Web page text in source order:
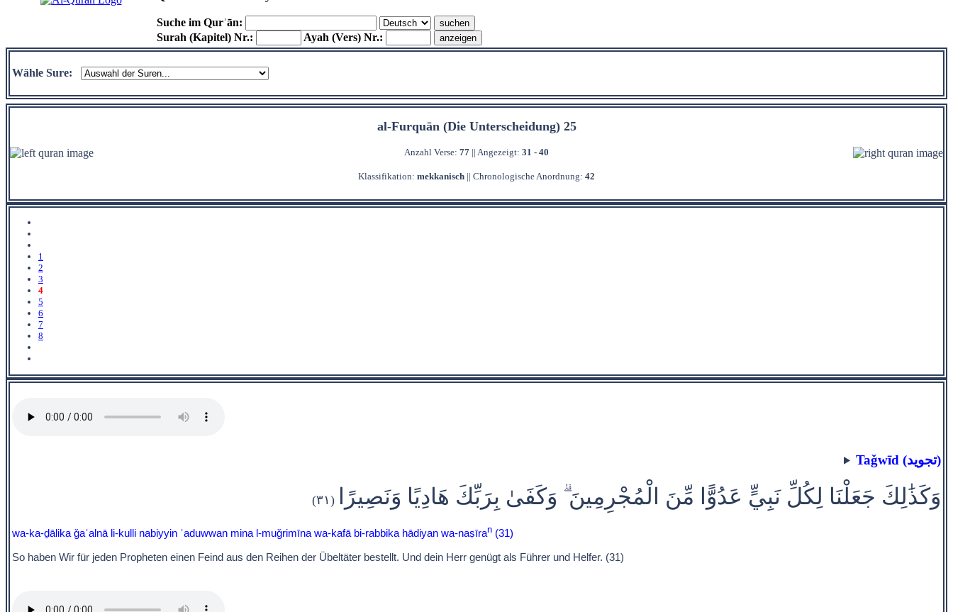
Suche im Qurʾān:
Surah (Kapitel) Nr.:
Ayah (Vers) Nr.:
Wähle Sure:
al-Furquān (Die Unterscheidung) 25
Anzahl Verse: 77 || Angezeigt: 31 - 40
Klassifikation: mekkanisch || Chronologische Anordnung: 42
1
2
3
4
5
6
7
8
Taǧwīd (تجويد)
وَكَذَٰلِكَ جَعَلْنَا لِكُلِّ نَبِيٍّ عَدُوًّا مِّنَ الْمُجْرِمِينَ ۗ وَكَفَىٰ بِرَبِّكَ هَادِيًا وَنَصِيرًا (٣١)
wa-ka-ḏālika ǧaʿalnā li-kulli nabiyyin ʿaduwwan mina l-muǧrimīna wa-kafā bi-rabbika hādiyan wa-naṣīran (31)
So haben Wir für jeden Propheten einen Feind aus den Reihen der Übeltäter bestellt. Und dein Herr genügt als Führer und Helfer. (31)